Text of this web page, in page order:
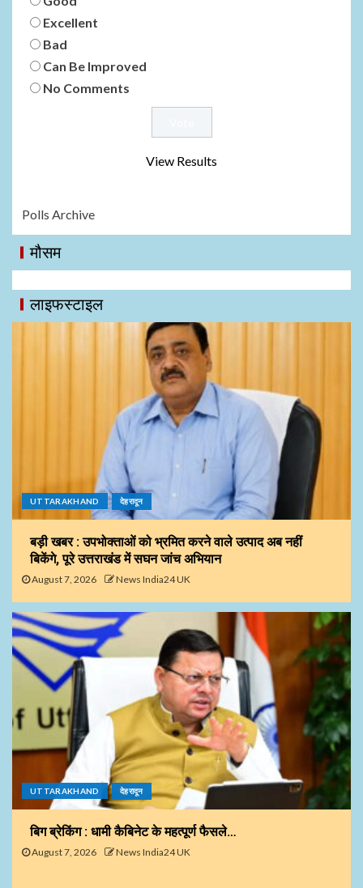
Excellent
Bad
Can Be Improved
No Comments
View Results
Polls Archive
मौसम
लाइफस्टाइल
UTTARAKHAND देहरादून
बड़ी खबर : उपभोक्ताओं को भ्रमित करने वाले उत्पाद अब नहीं
बिकेंगे, पूरे उत्तराखंड में सघन जांच अभियान
August 7, 2026 News India24 UK
UTTARAKHAND देहरादून
बिग ब्रेकिंग : धामी कैबिनेट के महत्पूर्ण फैसले…
August 7, 2026 News India24 UK